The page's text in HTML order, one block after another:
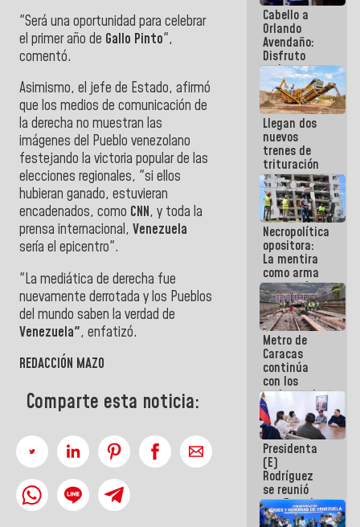
"Será una oportunidad para celebrar
el primer año de Gallo Pinto",
comentó.
Asimismo, el jefe de Estado, afirmó
que los medios de comunicación de
la derecha no muestran las
imágenes del Pueblo venezolano
festejando la victoria popular de las
elecciones regionales, "si ellos
hubieran ganado, estuvieran
encadenados, como CNN, y toda la
prensa internacional, Venezuela
sería el epicentro".
"La mediática de derecha fue
nuevamente derrotada y los Pueblos
del mundo saben la verdad de
Venezuela", enfatizó.
REDACCIÓN MAZO
Comparte esta noticia:
Cabello a
Orlando
Avendaño:
Disfruto
cada vez
que escribes
porque lo
que haces
es
embarrarla
Llegan dos
nuevos
trenes de
trituración
para
optimizar
manejo de
escombros
en La Guaira
Necropolítica
opositora:
La mentira
como arma
contra el
Pueblo
Metro de
Caracas
continúa
con los
trabajos de
mantenimiento
e inspección
en la Línea 2
Presidenta
(E)
Rodríguez
se reunió
con Estado
Mayor